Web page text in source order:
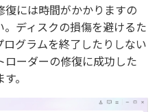
には時間がかかりますの
ディスクの損傷を避けるた
グラムを終了したりしない
ーダーの修復に成功した
。